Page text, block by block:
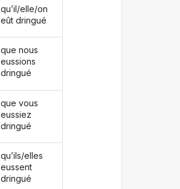
qu’il/elle/on
eût dringué
que nous
eussions
dringué
que vous
eussiez
dringué
qu’ils/elles
eussent
dringué